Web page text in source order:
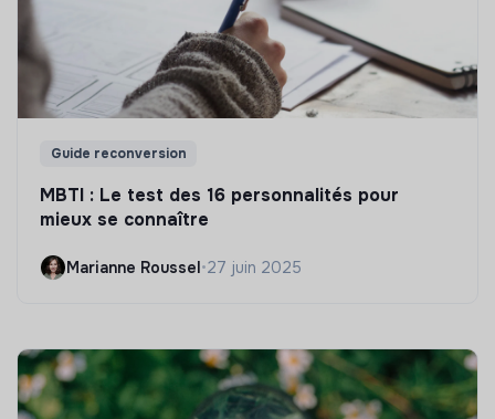
Guide reconversion
MBTI : Le test des 16 personnalités pour
mieux se connaître
Marianne Roussel•27 juin 2025